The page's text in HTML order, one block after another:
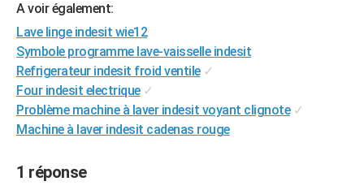
Forum
Aménagement intérieur
Extérieur
Cuisine
Salle de bains
Jardinage
Rangement
WEEK-END
Guides de France
Escapades
Patrimoine
Expositions
Musées
Week-end nature
+LIFESTYLE
Art de vivre
Bien-être
Loisirs
Mode
Modes de vie
SANTE
Alimentation
Guide de la santé
Maladies
Médicaments
Sommeil
VOYAGE
GUIDES D'ACHAT
A voir également:
Lave linge indesit wie12
Symbole programme lave-vaisselle indesit
Refrigerateur indesit froid ventile ✓
Four indesit electrique ✓
Problème machine à laver indesit voyant clignote ✓
Machine à laver indesit cadenas rouge
1 réponse